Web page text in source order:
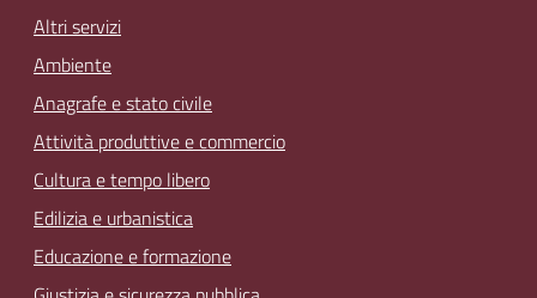
Altri servizi
Ambiente
Anagrafe e stato civile
Attività produttive e commercio
Cultura e tempo libero
Edilizia e urbanistica
Educazione e formazione